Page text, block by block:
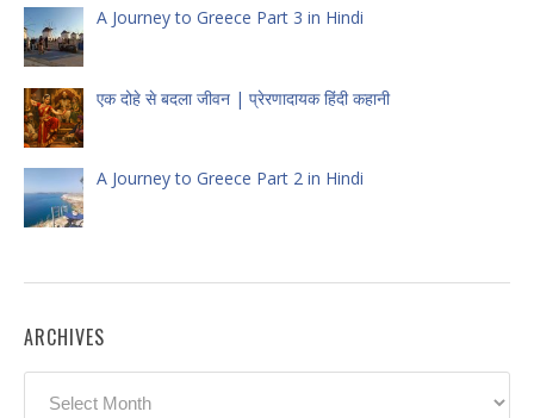
A Journey to Greece Part 3 in Hindi
एक दोहे से बदला जीवन | प्रेरणादायक हिंदी कहानी
A Journey to Greece Part 2 in Hindi
ARCHIVES